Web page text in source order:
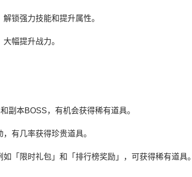
锁强力技能和提升属性。
幅提升战力。
副本BOSS，有机会获得稀有道具。
有几率获得珍贵道具。
「限时礼包」和「排行榜奖励」，可获得稀有道具。